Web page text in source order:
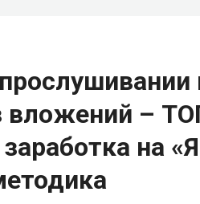
вложений –
на